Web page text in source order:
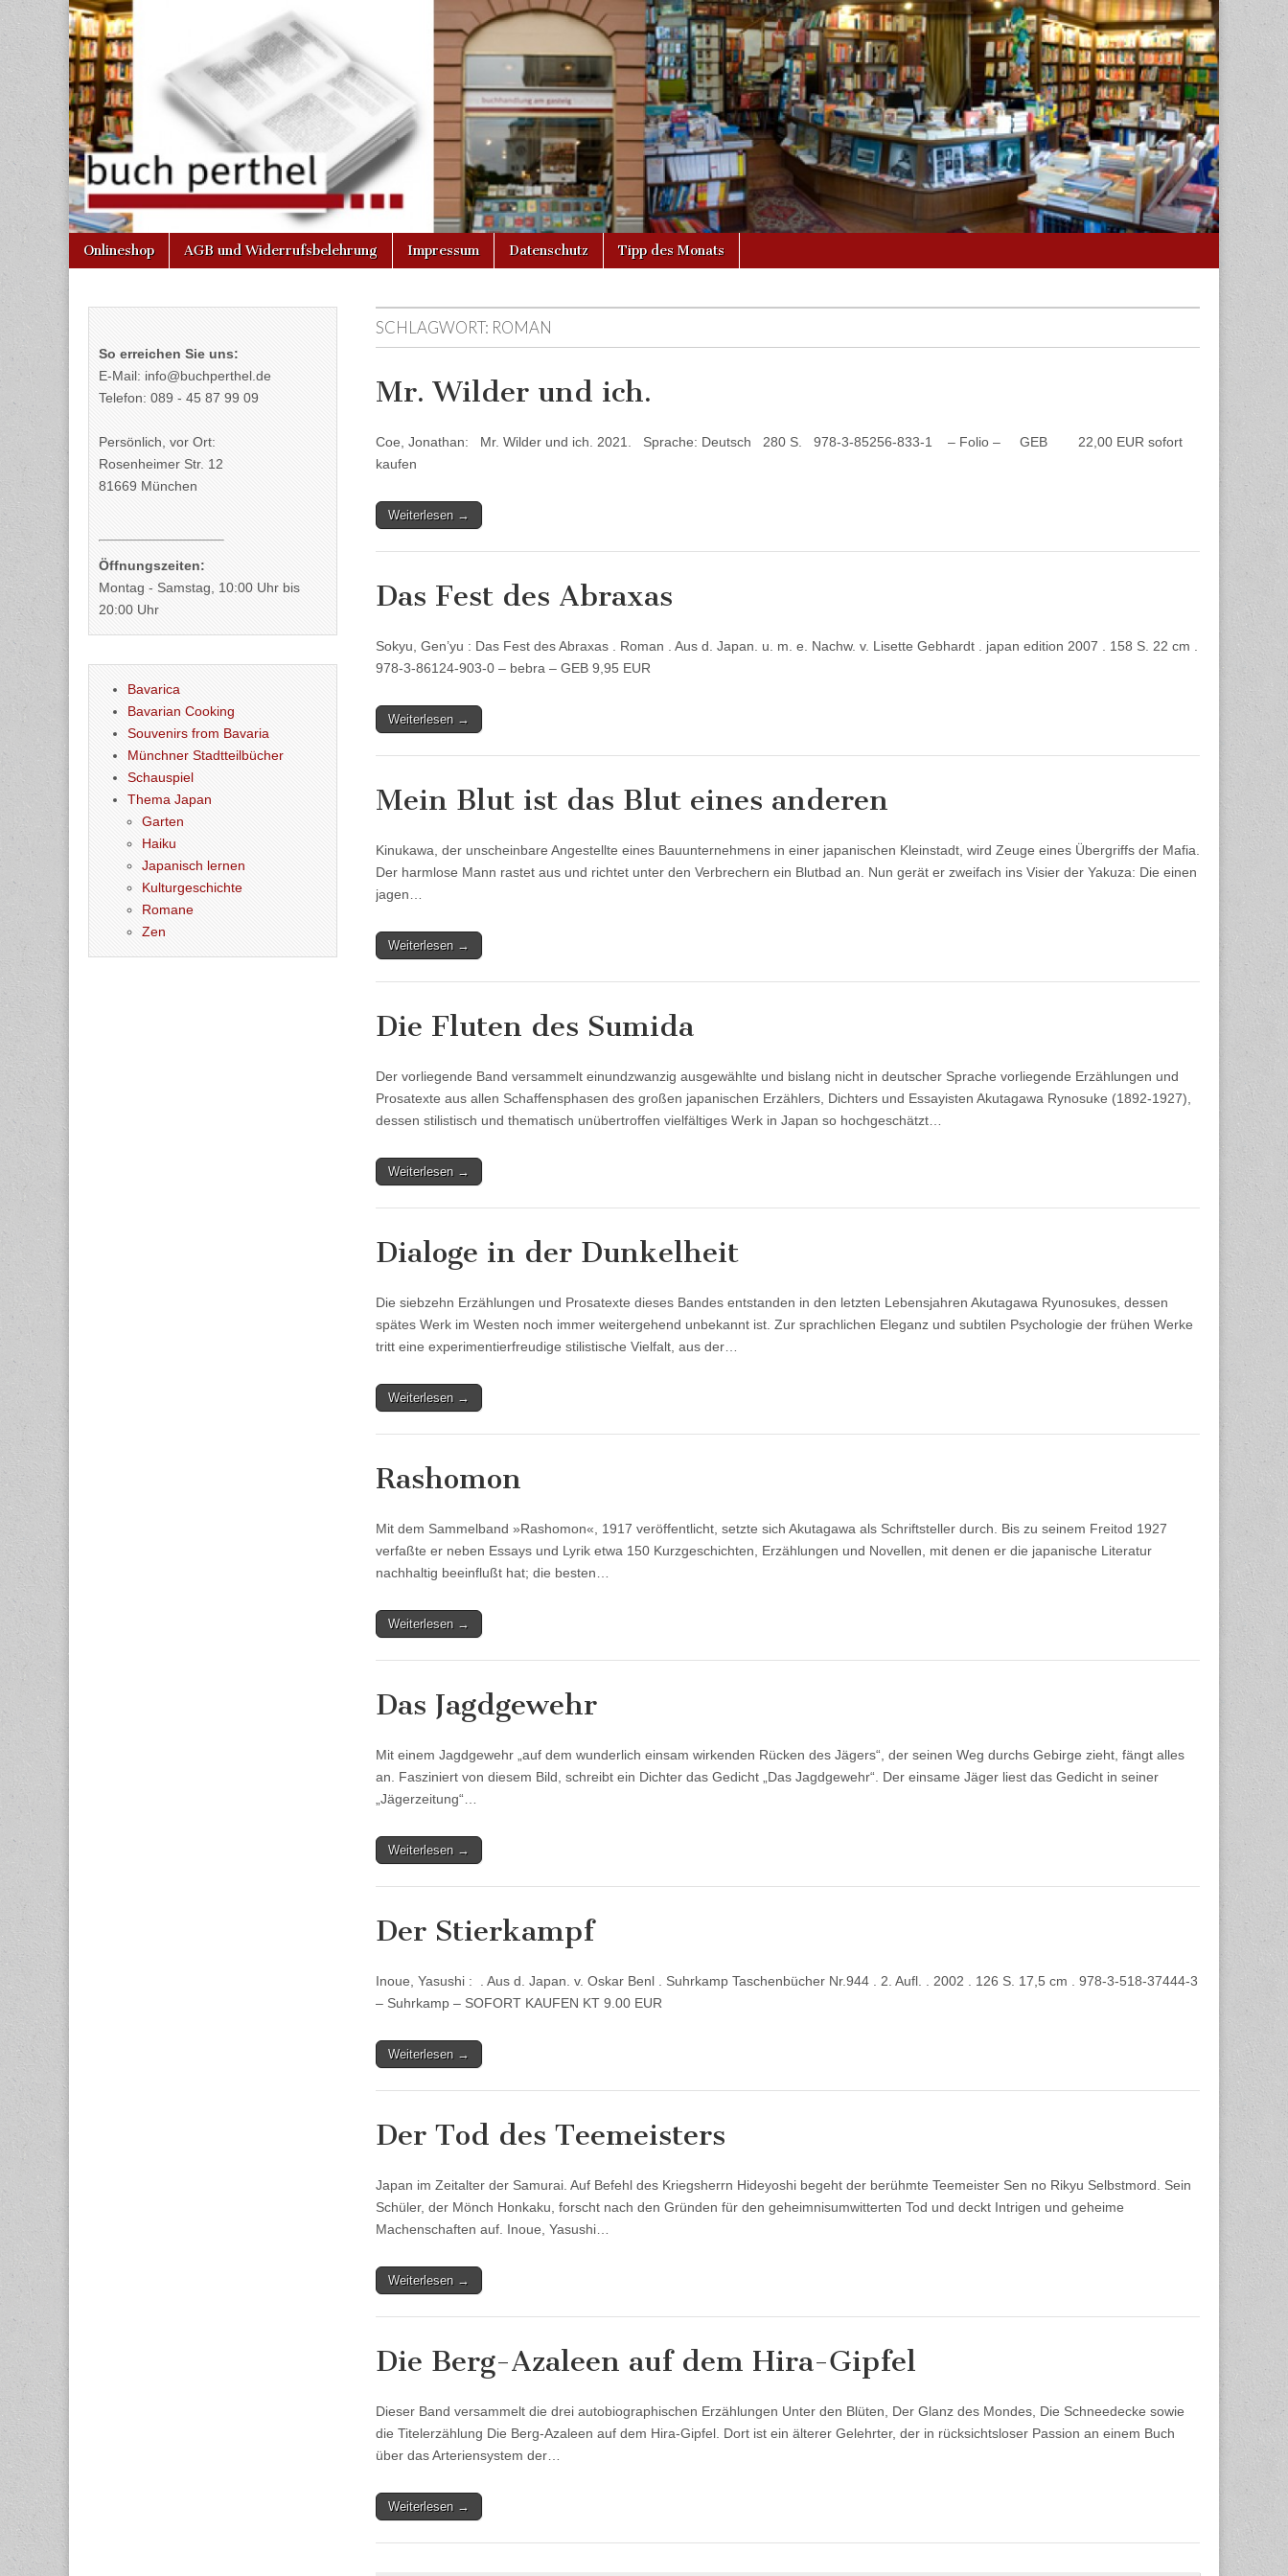
Buchhandlung
am Gasteig
Main
menu
Skip
Onlineshop AGB und Widerrufsbelehrung Impressum Datenschutz Tipp des Monats
SCHLAGWORT: ROMAN
Mr. Wilder und ich.
Coe, Jonathan: Mr. Wilder und ich. 2021. Sprache: Deutsch 280 S. 978-3-85256-833-1 – Folio – GEB 22,00 EUR sofort
kaufen
Weiterlesen →
Das Fest des Abraxas
Sokyu, Gen’yu : Das Fest des Abraxas . Roman . Aus d. Japan. u. m. e. Nachw. v. Lisette Gebhardt . japan edition 2007 . 158 S. 22 cm .
978-3-86124-903-0 – bebra – GEB 9,95 EUR
Weiterlesen →
Mein Blut ist das Blut eines anderen
Kinukawa, der unscheinbare Angestellte eines Bauunternehmens in einer japanischen Kleinstadt, wird Zeuge eines Übergriffs der Mafia.
Der harmlose Mann rastet aus und richtet unter den Verbrechern ein Blutbad an. Nun gerät er zweifach ins Visier der Yakuza: Die einen
jagen…
Weiterlesen →
Die Fluten des Sumida
Der vorliegende Band versammelt einundzwanzig ausgewählte und bislang nicht in deutscher Sprache vorliegende Erzählungen und
Prosatexte aus allen Schaffensphasen des großen japanischen Erzählers, Dichters und Essayisten Akutagawa Rynosuke (1892-1927),
dessen stilistisch und thematisch unübertroffen vielfältiges Werk in Japan so hochgeschätzt…
Weiterlesen →
Dialoge in der Dunkelheit
Die siebzehn Erzählungen und Prosatexte dieses Bandes entstanden in den letzten Lebensjahren Akutagawa Ryunosukes, dessen
spätes Werk im Westen noch immer weitergehend unbekannt ist. Zur sprachlichen Eleganz und subtilen Psychologie der frühen Werke
tritt eine experimentierfreudige stilistische Vielfalt, aus der…
Weiterlesen →
Rashomon
Mit dem Sammelband »Rashomon«, 1917 veröffentlicht, setzte sich Akutagawa als Schriftsteller durch. Bis zu seinem Freitod 1927
verfaßte er neben Essays und Lyrik etwa 150 Kurzgeschichten, Erzählungen und Novellen, mit denen er die japanische Literatur
nachhaltig beeinflußt hat; die besten…
Weiterlesen →
Das Jagdgewehr
Mit einem Jagdgewehr „auf dem wunderlich einsam wirkenden Rücken des Jägers“, der seinen Weg durchs Gebirge zieht, fängt alles
an. Fasziniert von diesem Bild, schreibt ein Dichter das Gedicht „Das Jagdgewehr“. Der einsame Jäger liest das Gedicht in seiner
„Jägerzeitung“…
Weiterlesen →
Der Stierkampf
Inoue, Yasushi : . Aus d. Japan. v. Oskar Benl . Suhrkamp Taschenbücher Nr.944 . 2. Aufl. . 2002 . 126 S. 17,5 cm . 978-3-518-37444-3
– Suhrkamp – SOFORT KAUFEN KT 9.00 EUR
Weiterlesen →
Der Tod des Teemeisters
Japan im Zeitalter der Samurai. Auf Befehl des Kriegsherrn Hideyoshi begeht der berühmte Teemeister Sen no Rikyu Selbstmord. Sein
Schüler, der Mönch Honkaku, forscht nach den Gründen für den geheimnisumwitterten Tod und deckt Intrigen und geheime
Machenschaften auf. Inoue, Yasushi…
Weiterlesen →
Die Berg-Azaleen auf dem Hira-Gipfel
Dieser Band versammelt die drei autobiographischen Erzählungen Unter den Blüten, Der Glanz des Mondes, Die Schneedecke sowie
die Titelerzählung Die Berg-Azaleen auf dem Hira-Gipfel. Dort ist ein älterer Gelehrter, der in rücksichtsloser Passion an einem Buch
über das Arteriensystem der…
Weiterlesen →
So erreichen Sie uns:
E-Mail: info@buchperthel.de
Telefon: 089 - 45 87 99 09
Persönlich, vor Ort:
Rosenheimer Str. 12
81669 München
Öffnungszeiten:
Montag - Samstag, 10:00 Uhr bis
20:00 Uhr
Bavarica
Bavarian Cooking
Souvenirs from Bavaria
Münchner Stadtteilbücher
Schauspiel
Thema Japan
Garten
Haiku
Japanisch lernen
Kulturgeschichte
Romane
Zen